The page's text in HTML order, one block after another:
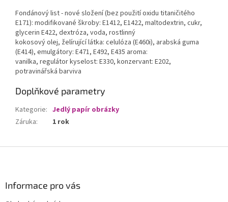
Fondánový list - nové složení (bez použití oxidu titaničitého
E171): modifikované škroby: E1412, E1422, maltodextrin, cukr,
glycerin E422, dextróza, voda, rostlinný
kokosový olej, želírující látka: celulóza (E460i), arabská guma
(E414), emulgátory: E471, E492, E435 aroma:
vanilka, regulátor kyselost: E330, konzervant: E202,
potravinářská barviva
Doplňkové parametry
Kategorie: Jedlý papír obrázky
Záruka: 1 rok
Informace pro vás